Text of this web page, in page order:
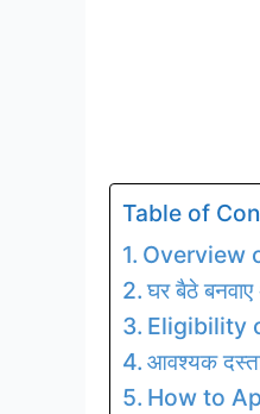
Table of
Overview
घर बैठे बनवाए
Eligibility
आवश्यक
How to